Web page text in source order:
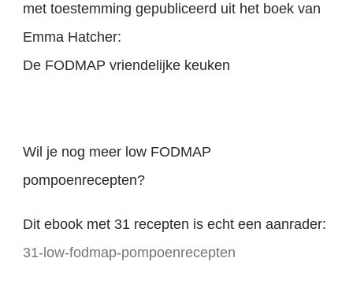
met toestemming gepubliceerd uit het boek van
Emma Hatcher:
De FODMAP vriendelijke keuken
Wil je nog meer low FODMAP
pompoenrecepten?
Dit ebook met 31 recepten is echt een aanrader:
31-low-fodmap-pompoenrecepten